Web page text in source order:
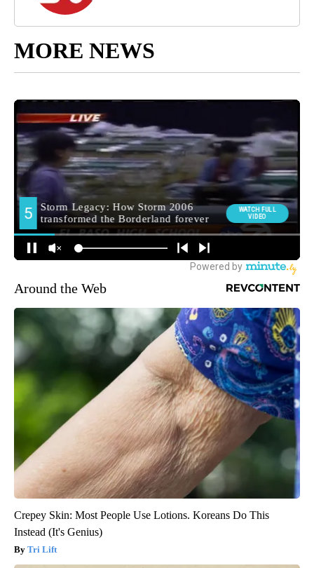
MORE NEWS
Around the Web
Crepey Skin: Most People Use Lotions. Koreans Do This
Instead (It's Genius)
Tri Lift